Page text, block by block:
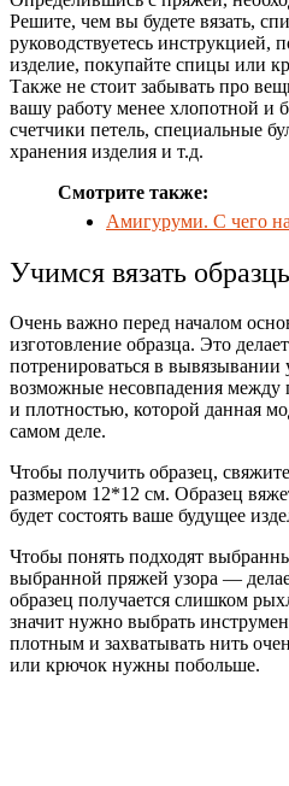
Решите, чем вы будете вязать,
руководствуетесь инструкцией,
изделие, покупайте спицы или
Также не стоит забывать про
вашу работу менее хлопотной и
счетчики петель, специальные
хранения изделия и т.д.
Смотрите также:
Амигуруми. С чего
Учимся вязать
Очень важно перед началом
изготовление образца. Это
потренироваться в вывязывании
возможные несовпадения между
и плотностью, которой данная
самом деле.
Чтобы получить образец,
размером 12*12 см. Образец
будет состоять ваше будущее
Чтобы понять подходят
выбранной пряжей узора —
образец получается слишком
значит нужно выбрать
плотным и захватывать нить
или крючок нужны побольше.